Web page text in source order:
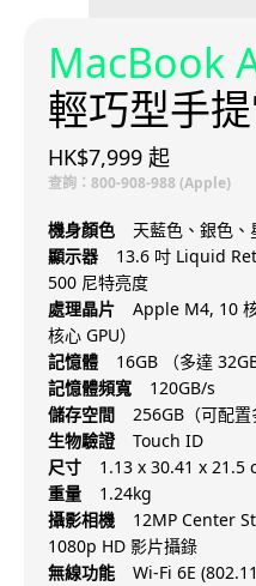
MacBook
輕巧型手
HK$7,999 起
查詢：800-908-988 (Apple)
機身顏色
天藍色、銀色
顯示器
13.6 吋 Liquid
500 尼特亮度
處理晶片
Apple M4, 10
核心 GPU）
記憶體
16GB （多達
記憶體頻寬
120GB/s
儲存空間
256GB（可配置
生物驗證
Touch ID
尺寸
1.13 x 30.41 x 21.5
重量
1.24kg
攝影相機
12MP Center
1080p HD 影片攝錄
無線功能
Wi-Fi 6E